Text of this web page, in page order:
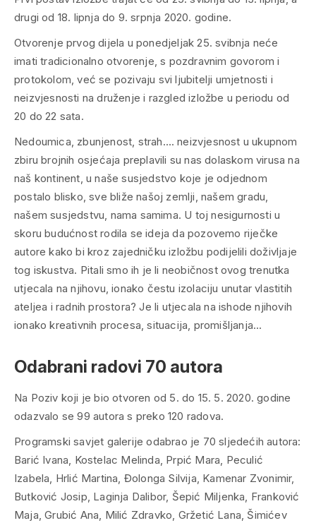
drugi od 18. lipnja do 9. srpnja 2020. godine.
Otvorenje prvog dijela u ponedjeljak 25. svibnja neće
imati tradicionalno otvorenje, s pozdravnim govorom i
protokolom, već se pozivaju svi ljubitelji umjetnosti i
neizvjesnosti na druženje i razgled izložbe u periodu od
20 do 22 sata.
Nedoumica, zbunjenost, strah…. neizvjesnost u ukupnom
zbiru brojnih osjećaja preplavili su nas dolaskom virusa na
naš kontinent, u naše susjedstvo koje je odjednom
postalo blisko, sve bliže našoj zemlji, našem gradu,
našem susjedstvu, nama samima. U toj nesigurnosti u
skoru budućnost rodila se ideja da pozovemo riječke
autore kako bi kroz zajedničku izložbu podijelili doživljaje
tog iskustva. Pitali smo ih je li neobičnost ovog trenutka
utjecala na njihovu, ionako čestu izolaciju unutar vlastitih
ateljea i radnih prostora? Je li utjecala na ishode njihovih
ionako kreativnih procesa, situacija, promišljanja…
Odabrani radovi 70 autora
Na Poziv koji je bio otvoren od 5. do 15. 5. 2020. godine
odazvalo se 99 autora s preko 120 radova.
Programski savjet galerije odabrao je 70 sljedećih autora:
Barić Ivana, Kostelac Melinda, Prpić Mara, Peculić
Izabela, Hrlić Martina, Đolonga Silvija, Kamenar Zvonimir,
Butković Josip, Laginja Dalibor, Šepić Miljenka, Franković
Maja, Grubić Ana, Milić Zdravko, Gržetić Lana, Šimićev